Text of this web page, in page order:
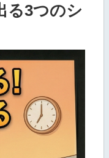
る3つのシ